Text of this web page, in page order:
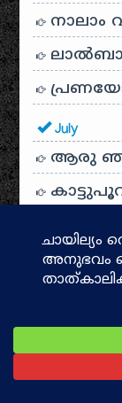
നാലാം
July
ആരു
കാവ്യം